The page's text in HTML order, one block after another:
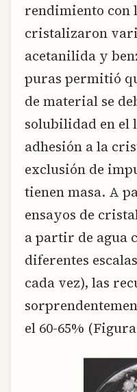
rendimiento con
cristalizaron
acetanilida y
puras permitió
de material se
solubilidad en el
adhesión a la
exclusión de
tienen masa. A
ensayos de
a partir de agua
diferentes
cada vez), las
el 60-65%